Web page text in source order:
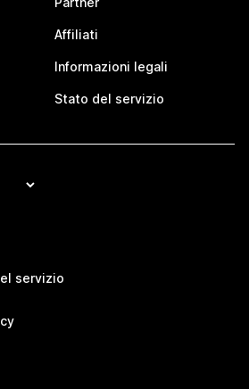
Affiliati
Informazioni legali
Stato del servizio
servizio